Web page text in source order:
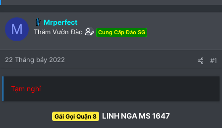
M Mrperfect
Thăm Vườn Đào Cung Cấp Đào SG
22 Tháng bảy 2022 #1
Tạm nghỉ
Gái Gọi Quận 8 LINH NGA MS 1647